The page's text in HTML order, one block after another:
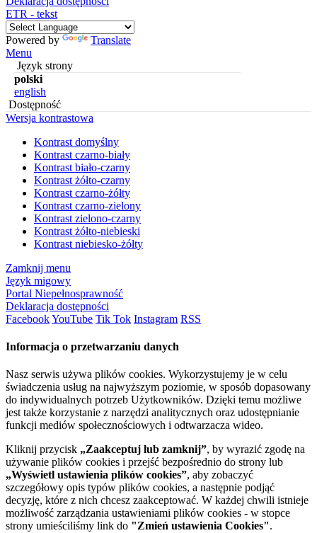
ETR - tekst
Powered by
Translate
Menu
Język strony
polski
english
Dostępność
Wersja kontrastowa
Kontrast domyślny
Kontrast czarno-biały
Kontrast biało-czarny
Kontrast żółto-czarny
Kontrast czarno-żółty
Kontrast czarno-zielony
Kontrast zielono-czarny
Kontrast żółto-niebieski
Kontrast niebiesko-żółty
Zamknij menu
Język migowy
Portal Niepełnosprawność
Deklaracja dostępności
FacebookYouTube Tik Tok Instagram RSS
Informacja o przetwarzaniu danych
Nasz serwis używa plików cookies. Wykorzystujemy je w celu
świadczenia usług na najwyższym poziomie, w sposób dopasowany
do indywidualnych potrzeb Użytkowników. Dzięki temu możliwe
jest także korzystanie z narzędzi analitycznych oraz udostępnianie
funkcji mediów społecznościowych i odtwarzacza wideo.
Kliknij przycisk „Zaakceptuj lub zamknij”, by wyrazić zgodę na
używanie plików cookies i przejść bezpośrednio do strony lub
„Wyświetl ustawienia plików cookies”, aby zobaczyć
szczegółowy opis typów plików cookies, a następnie podjąć
decyzję, które z nich chcesz zaakceptować. W każdej chwili istnieje
możliwość zarządzania ustawieniami plików cookies - w stopce
strony umieściliśmy link do "Zmień ustawienia Cookies".